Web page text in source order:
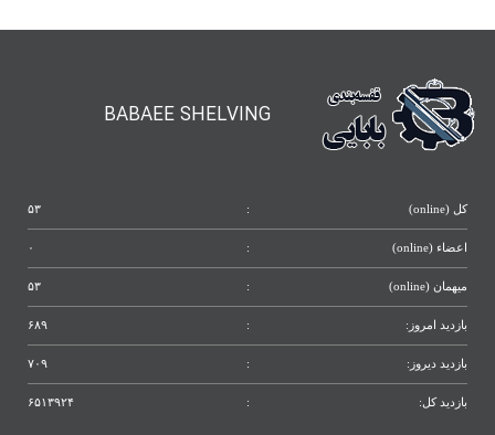
BABAEE SHELVING
کل (online) : ۵۳
اعضاء (online) : ۰
میهمان (online) : ۵۳
بازدید امروز: : ۶۸۹
بازدید دیروز: : ۷۰۹
بازدید کل: : ۶۵۱۳۹۲۴